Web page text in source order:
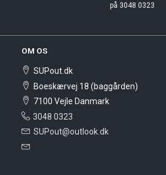
på 3048 0323
OM OS
SUPout.dk
Boeskærvej 18 (baggården)
7100 Vejle Danmark
3048 0323
SUPout@outlook.dk